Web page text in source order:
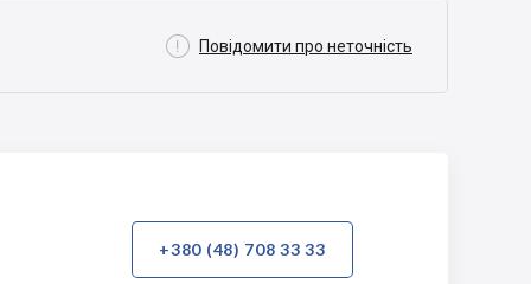
 Повідомити про неточність
+380 (48) 708 33 33